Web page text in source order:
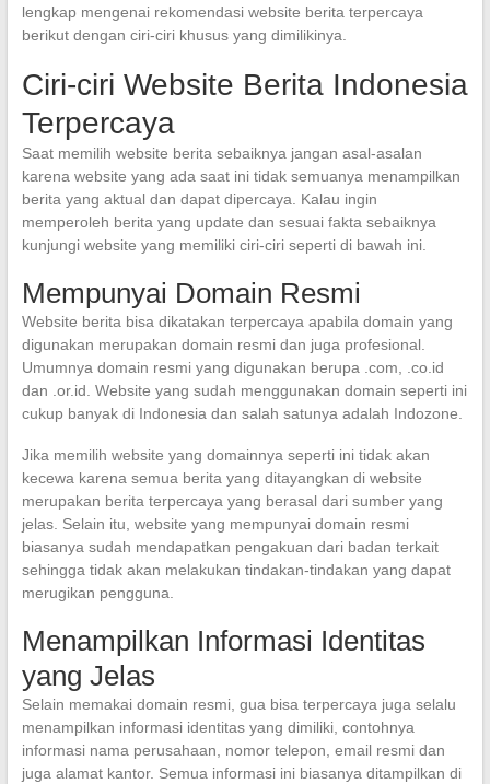
lengkap mengenai rekomendasi website berita terpercaya
berikut dengan ciri-ciri khusus yang dimilikinya.
Ciri-ciri Website Berita Indonesia
Terpercaya
Saat memilih website berita sebaiknya jangan asal-asalan
karena website yang ada saat ini tidak semuanya menampilkan
berita yang aktual dan dapat dipercaya. Kalau ingin
memperoleh berita yang update dan sesuai fakta sebaiknya
kunjungi website yang memiliki ciri-ciri seperti di bawah ini.
Mempunyai Domain Resmi
Website berita bisa dikatakan terpercaya apabila domain yang
digunakan merupakan domain resmi dan juga profesional.
Umumnya domain resmi yang digunakan berupa .com, .co.id
dan .or.id. Website yang sudah menggunakan domain seperti ini
cukup banyak di Indonesia dan salah satunya adalah Indozone.
Jika memilih website yang domainnya seperti ini tidak akan
kecewa karena semua berita yang ditayangkan di website
merupakan berita terpercaya yang berasal dari sumber yang
jelas. Selain itu, website yang mempunyai domain resmi
biasanya sudah mendapatkan pengakuan dari badan terkait
sehingga tidak akan melakukan tindakan-tindakan yang dapat
merugikan pengguna.
Menampilkan Informasi Identitas
yang Jelas
Selain memakai domain resmi, gua bisa terpercaya juga selalu
menampilkan informasi identitas yang dimiliki, contohnya
informasi nama perusahaan, nomor telepon, email resmi dan
juga alamat kantor. Semua informasi ini biasanya ditampilkan di